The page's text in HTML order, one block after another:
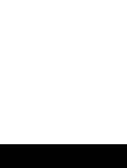
Or call us on